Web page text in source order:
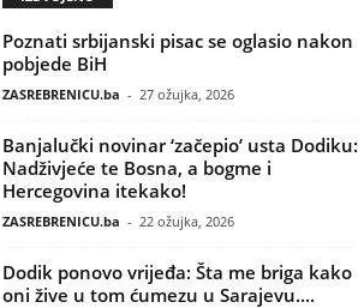
Poznati srbijanski pisac se oglasio nakon
pobjede BiH
ZASREBRENICU.ba - 27 ožujka, 2026
Banjalučki novinar ‘začepio’ usta Dodiku:
Nadživjeće te Bosna, a bogme i
Hercegovina itekako!
ZASREBRENICU.ba - 22 ožujka, 2026
Dodik ponovo vrijeđa: Šta me briga kako
oni žive u tom ćumezu u Sarajevu....